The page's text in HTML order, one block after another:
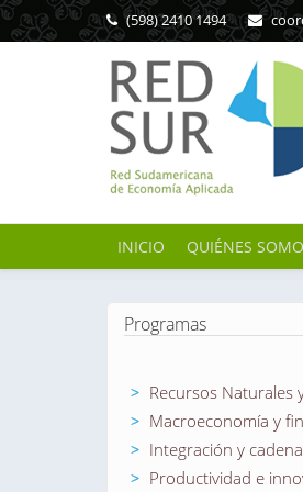
Pasar al contenido principal
(598) 2410 1494
INICIO QUIÉNES
Programas
Recursos Naturales
Macroeconomía y
Integración y
Productividad e